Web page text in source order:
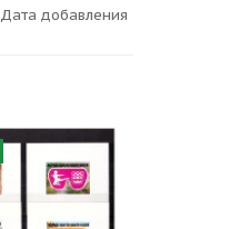
Дата добавления